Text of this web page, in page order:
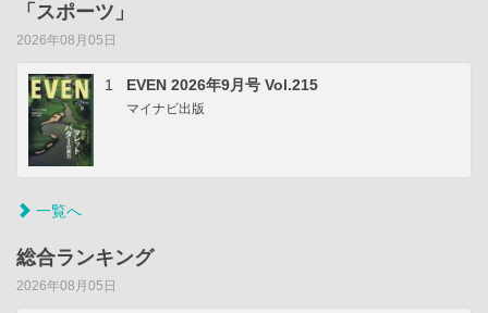
「スポーツ」
2026年08月05日
1 EVEN 2026年9月号 Vol.215
マイナビ出版
一覧へ
総合ランキング
2026年08月05日